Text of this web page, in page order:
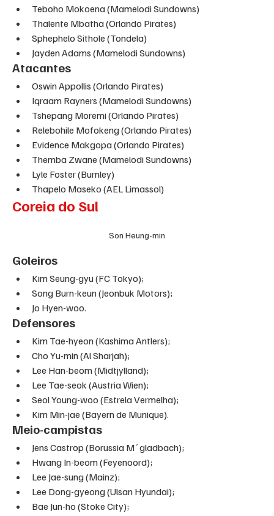
Teboho Mokoena (Mamelodi Sundowns)
Thalente Mbatha (Orlando Pirates)
Sphephelo Sithole (Tondela)
Jayden Adams (Mamelodi Sundowns)
Atacantes
Oswin Appollis (Orlando Pirates)
Iqraam Rayners (Mamelodi Sundowns)
Tshepang Moremi (Orlando Pirates)
Relebohile Mofokeng (Orlando Pirates)
Evidence Makgopa (Orlando Pirates)
Themba Zwane (Mamelodi Sundowns)
Lyle Foster (Burnley)
Thapelo Maseko (AEL Limassol)
Coreia do Sul
Son Heung-min
Goleiros
Kim Seung-gyu (FC Tokyo);
Song Burn-keun (Jeonbuk Motors);
Jo Hyen-woo.
Defensores
Kim Tae-hyeon (Kashima Antlers);
Cho Yu-min (Al Sharjah);
Lee Han-beom (Midtjylland);
Lee Tae-seok (Austria Wien);
Seol Young-woo (Estrela Vermelha);
Kim Min-jae (Bayern de Munique).
Meio-campistas
Jens Castrop (Borussia M´gladbach);
Hwang In-beom (Feyenoord);
Lee Jae-sung (Mainz);
Lee Dong-gyeong (Ulsan Hyundai);
Bae Jun-ho (Stoke City);